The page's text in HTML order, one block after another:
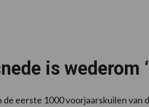
is wederom
de eerste 1000 voorjaarskuilen